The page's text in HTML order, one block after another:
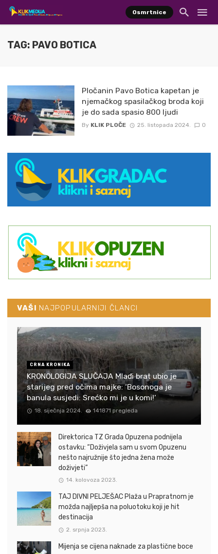
Osmrtnice
TAG: PAVO BOTICA
Pločanin Pavo Botica kapetan je
njemačkog spasilačkog broda koji
je do sada spasio 800 ljudi
By KLIK PLOČE 25. listopada 2024. 0
VAŠI NAJPOPULARNIJI ČLANCI
CRNA KRONIKA
KRONOLOGIJA SLUČAJA Mlađi brat ubio je
starijeg pred očima majke: ‘Bosonoga je
banula susjedi: Srećko mi je u komi!‘
18. siječnja 2024. 141871 pregleda
Direktorica TZ Grada Opuzena podnijela
ostavku: “Doživjela sam u svom Opuzenu
nešto najružnije što jedna žena može
doživjeti”
14. kolovoza 2023.
TAJ DIVNI PELJEŠAC Plaža u Prapratnom je
možda najljepša na poluotoku koji je hit
destinacija
2. srpnja 2023.
Mijenja se cijena naknade za plastične boce